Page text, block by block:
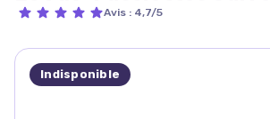
Avis : 4,7/5
Indisponible